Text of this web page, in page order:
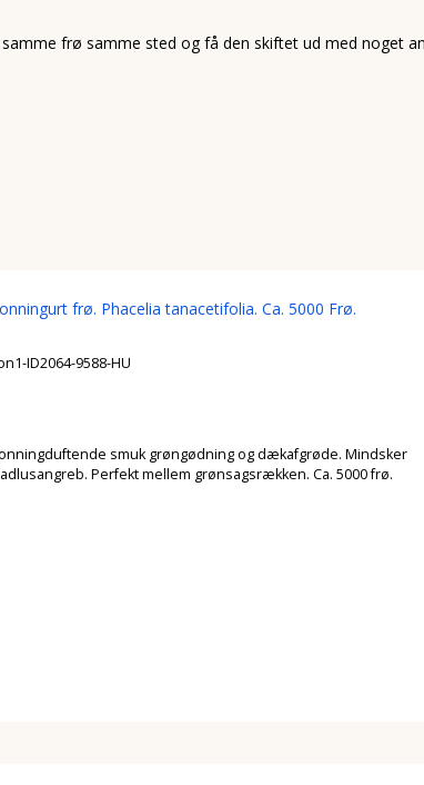
frø samme sted og få den skiftet ud med noget
frø. Phacelia tanacetifolia. Ca. 5000 Frø.
ID2064-9588-HU
smuk grøngødning og dækafgrøde. Mindsker
Perfekt mellem grønsagsrækken. Ca. 5000 frø.